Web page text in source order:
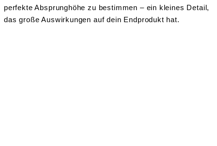
perfekte Absprunghöhe zu bestimmen – ein kleines Detail,
das große Auswirkungen auf dein Endprodukt hat.